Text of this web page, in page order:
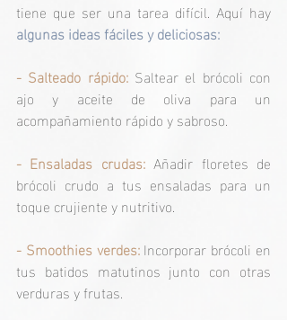
algunas ideas fáciles y deliciosas:
- Salteado rápido: Saltear el brócoli con
ajo y aceite de oliva para un
acompañamiento rápido y sabroso.
- Ensaladas crudas: Añadir floretes de
brócoli crudo a tus ensaladas para un
toque crujiente y nutritivo.
- Smoothies verdes: Incorporar brócoli en
tus batidos matutinos junto con otras
verduras y frutas.